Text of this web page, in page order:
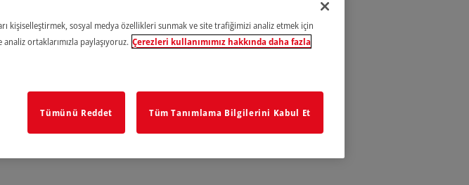
kişiselleştirmek, sosyal medya özellikleri sunmak ve site trafiğimizi analiz etmek için
ortaklarımızla paylaşıyoruz. Çerezleri kullanımımız hakkında daha fazla
Tümünü Reddet Tüm Tanımlama Bilgilerini Kabul Et